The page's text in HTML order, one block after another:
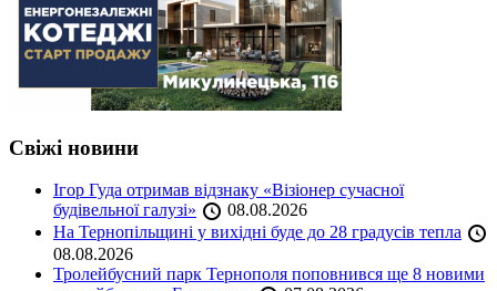
Свіжі новини
Ігор Гуда отримав відзнаку «Візіонер сучасної
будівельної галузі»
08.08.2026
На Тернопільщині у вихідні буде до 28 градусів тепла
08.08.2026
Тролейбусний парк Тернополя поповнився ще 8 новими